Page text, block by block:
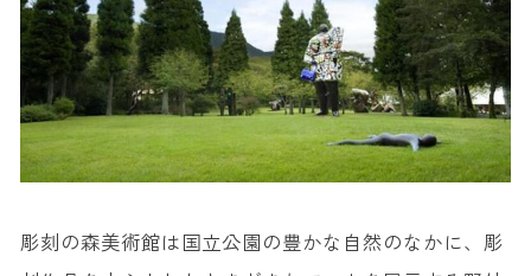
彫刻の森美術館は国立公園の豊かな自然のなかに、彫